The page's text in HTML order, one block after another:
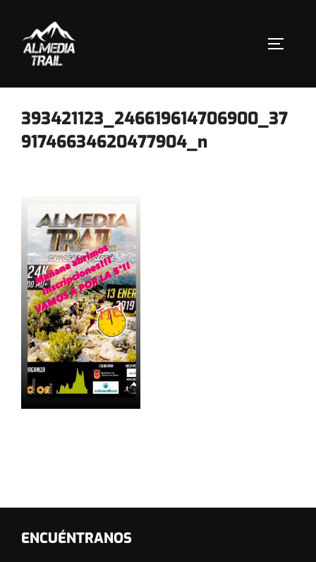
contenido
393421123_246619614706900_37
91746634620477904_n
ENCUÉNTRANOS